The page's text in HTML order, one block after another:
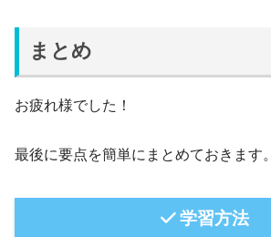
まとめ
お疲れ様でした！
最後に要点を簡単にまとめておきます。
学習方法